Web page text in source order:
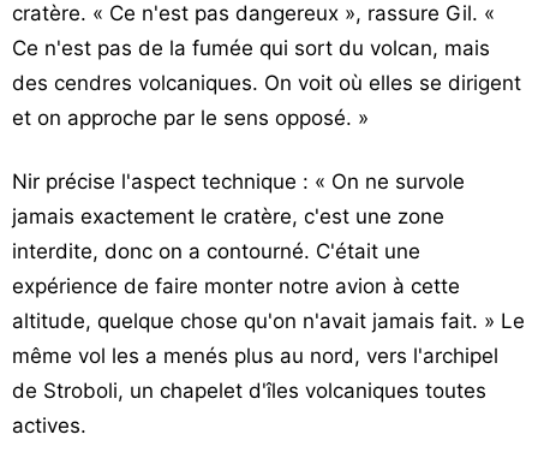
cratère. « Ce n'est pas dangereux », rassure Gil. «
Ce n'est pas de la fumée qui sort du volcan, mais
des cendres volcaniques. On voit où elles se dirigent
et on approche par le sens opposé. »
Nir précise l'aspect technique : « On ne survole
jamais exactement le cratère, c'est une zone
interdite, donc on a contourné. C'était une
expérience de faire monter notre avion à cette
altitude, quelque chose qu'on n'avait jamais fait. » Le
même vol les a menés plus au nord, vers l'archipel
de Stroboli, un chapelet d'îles volcaniques toutes
actives.